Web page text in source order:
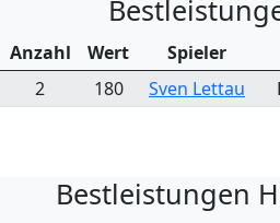
Anzahl Wert Spieler
2
180 Sven Lettau
Bestleistungen